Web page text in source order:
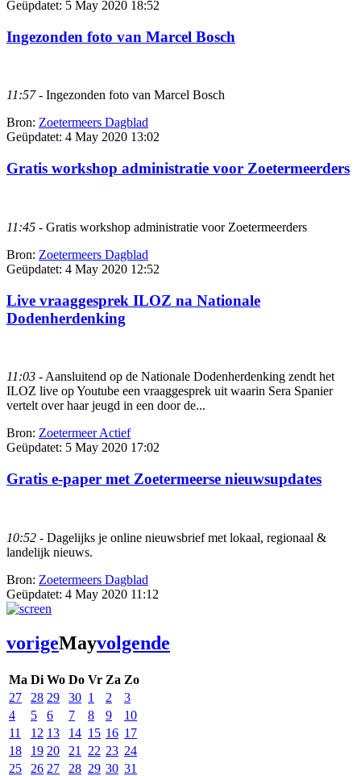
Geüpdatet: 5 May 2020 18:52
Ingezonden foto van Marcel Bosch
11:57- Ingezonden foto van Marcel Bosch
Bron: Zoetermeers Dagblad
Geüpdatet: 4 May 2020 13:02
Gratis workshop administratie voor Zoetermeerders
11:45 - Gratis workshop administratie voor Zoetermeerders
Bron: Zoetermeers Dagblad
Geüpdatet: 4 May 2020 12:52
Live vraaggesprek ILOZ na Nationale
Dodenherdenking
11:03 - Aansluitend op de Nationale Dodenherdenking zendt het
ILOZ live op Youtube een vraaggesprek uit waarin Sera Spanier
vertelt over haar jeugd in een door de...
Bron: Zoetermeer Actief
Geüpdatet: 5 May 2020 17:02
Gratis e-paper met Zoetermeerse nieuwsupdates
10:52 - Dagelijks je online nieuwsbrief met lokaal, regionaal &
landelijk nieuws.
Bron: Zoetermeers Dagblad
Geüpdatet: 4 May 2020 11:12
vorigeMayvolgende
Ma Di Wo Do Vr Za Zo
27
28 29 30 1 2
3
4
5 6 7 8 9
10
11
12 13 14 15 16 17
18
19 20 21 22 23 24
25
26 27 28 29 30 31